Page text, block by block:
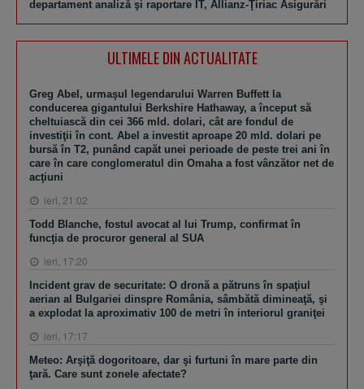
departament analiză şi raportare IT, Allianz-Ţiriac Asigurări
ULTIMELE DIN ACTUALITATE
Greg Abel, urmaşul legendarului Warren Buffett la
conducerea gigantului Berkshire Hathaway, a început să
cheltuiască din cei 366 mld. dolari, cât are fondul de
investiţii în cont. Abel a investit aproape 20 mld. dolari pe
bursă în T2, punând capăt unei perioade de peste trei ani în
care în care conglomeratul din Omaha a fost vânzător net de
acţiuni
ieri, 21:02
Todd Blanche, fostul avocat al lui Trump, confirmat în
funcţia de procuror general al SUA
ieri, 17:20
Incident grav de securitate: O dronă a pătruns în spaţiul
aerian al Bulgariei dinspre România, sâmbătă dimineaţă, şi
a explodat la aproximativ 100 de metri în interiorul graniţei
ieri, 17:17
Meteo: Arşiţă dogoritoare, dar şi furtuni în mare parte din
ţară. Care sunt zonele afectate?